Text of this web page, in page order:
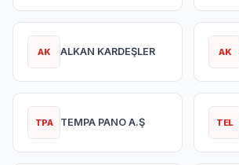
AK ALKAN KARDEŞLER AK
TPA TEMPA PANO A.Ş TEL